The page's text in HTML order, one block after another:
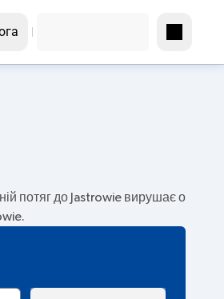
потяг до Jastrowie вирушає о